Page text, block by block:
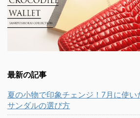
最新の記事
夏の小物で印象チェンジ！7月に使い
サンダルの選び方